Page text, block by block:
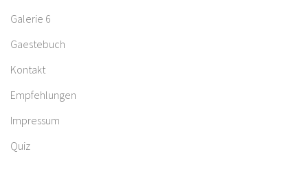
Galerie 6
Gaestebuch
Kontakt
Empfehlungen
Impressum
Quiz